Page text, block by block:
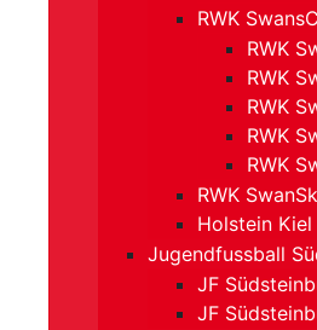
RWK
RWK
RWK
RWK
RWK
RWK
RWK
Holstein Kiel
Jugendfussball
JF
JF